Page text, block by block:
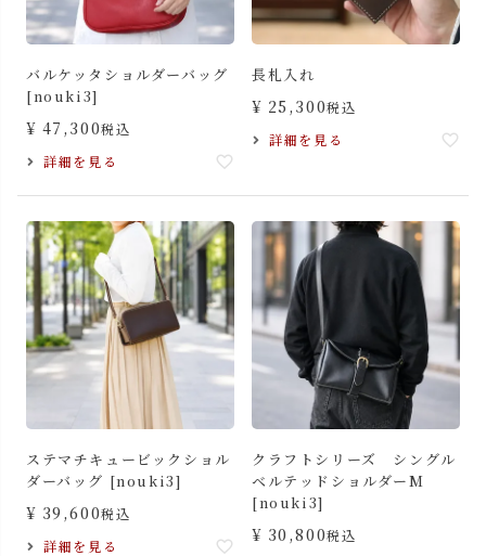
バルケッタショルダーバッグ
[nouki3]
¥ 47,300税込
詳細を見る
長札入れ
¥ 25,300税込
詳細を見る
ステマチキュービックショル
ダーバッグ [nouki3]
¥ 39,600税込
詳細を見る
クラフトシリーズ シングル
ベルテッドショルダーM
[nouki3]
¥ 30,800税込